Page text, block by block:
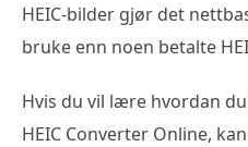
HEIC-bilder gjør det
bruke enn noen betalte
Hvis du vil lære hvordan
HEIC Converter Online,